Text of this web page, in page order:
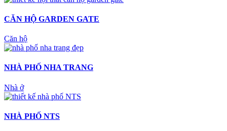
CĂN HỘ GARDEN GATE
Căn hộ
NHÀ PHỐ NHA TRANG
Nhà ở
NHÀ PHỐ NTS